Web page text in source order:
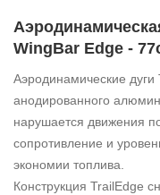
WingBar Edge -
Аэродинамические дуги
анодированного
нарушается движения
сопротивление и
экономии топлива.
Конструкция TrailEdge